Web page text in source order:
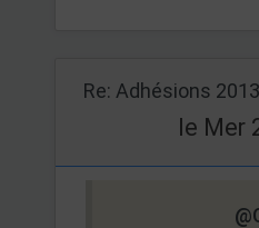
Re: Adhésions 2013
le Mer